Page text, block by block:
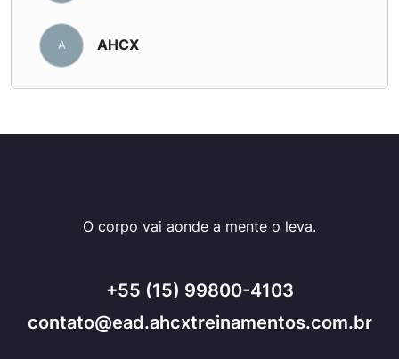
A AHCX
O corpo vai aonde a mente o leva.
+55 (15) 99800-4103
contato@ead.ahcxtreinamentos.com.br